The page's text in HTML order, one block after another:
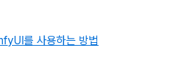
를 사용하는 방법